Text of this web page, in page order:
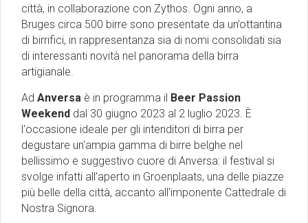
città, in collaborazione con Zythos. Ogni anno, a
Bruges circa 500 birre sono presentate da un’ottantina
di birrifici, in rappresentanza sia di nomi consolidati sia
di interessanti novità nel panorama della birra
artigianale.
Ad Anversa è in programma il Beer Passion
Weekend dal 30 giugno 2023 al 2 luglio 2023. È
l'occasione ideale per gli intenditori di birra per
degustare un'ampia gamma di birre belghe nel
bellissimo e suggestivo cuore di Anversa: il festival si
svolge infatti all’aperto in Groenplaats, una delle piazze
più belle della città, accanto all'imponente Cattedrale di
Nostra Signora.